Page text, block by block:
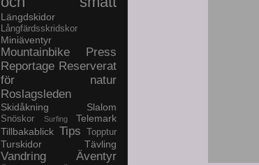
Längdskidor
Långfärdsskridskor
Miniäventyr
Mountainbike
Press
Reportage Reserverat
för natur
Roslagsleden
Skidåkning Slalom
Snöskor Surfing
Telemark
Tillbakablick Tips Topptur
Turskidor Tävling
Vandring Äventyr